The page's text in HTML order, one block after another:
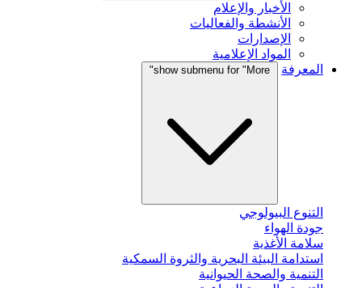
الأخبار والإعلام
الأنشطة والفعاليات
الإصدارات
المواد الإعلامية
المعرفة
show submenu for "More"
التنوع البيولوجي
جودة الهواء
سلامة الأغذية
استدامة البيئة البحرية والثروة السمكية
التنمية والصحة الحيوانية